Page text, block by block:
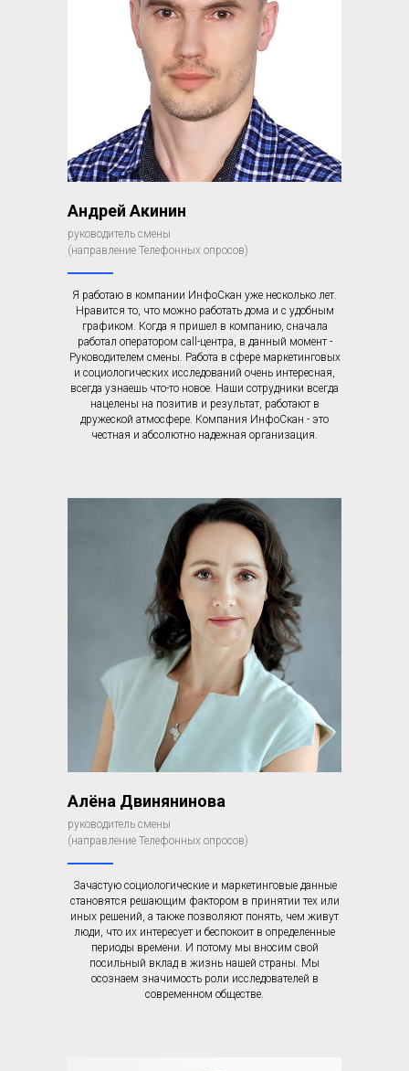
Андрей Акинин
руководитель смены
(направление Телефонных опросов)
Я работаю в компании ИнфоСкан уже несколько лет.
Нравится то, что можно работать дома и с удобным
графиком. Когда я пришел в компанию, сначала
работал оператором call-центра, в данный момент -
Руководителем смены. Работа в сфере маркетинговых
и социологических исследований очень интересная,
всегда узнаешь что-то новое. Наши сотрудники всегда
нацелены на позитив и результат, работают в
дружеской атмосфере. Компания ИнфоСкан - это
честная и абсолютно надежная организация.
Алёна Двинянинова
руководитель смены
(направление Телефонных опросов)
Зачастую социологические и маркетинговые данные
становятся решающим фактором в принятии тех или
иных решений, а также позволяют понять, чем живут
люди, что их интересует и беспокоит в определенные
периоды времени. И потому мы вносим свой
посильный вклад в жизнь нашей страны. Мы
осознаем значимость роли исследователей в
современном обществе.